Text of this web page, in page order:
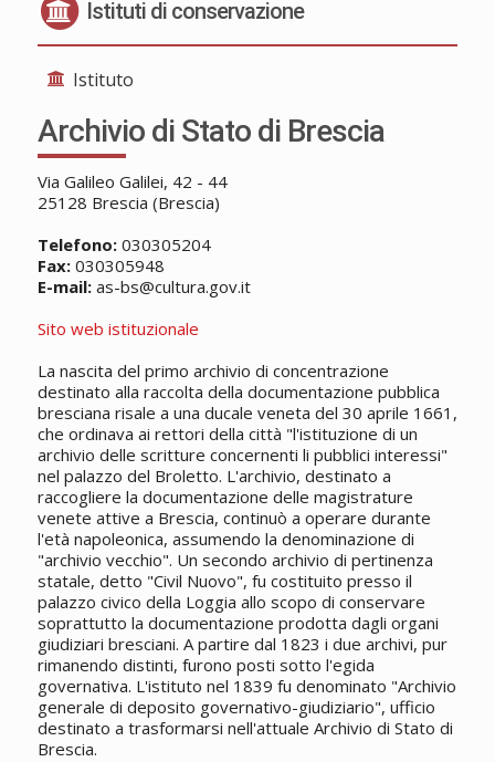
Istituti di conservazione
Istituto
Archivio di Stato di Brescia
Via Galileo Galilei, 42 - 44
25128 Brescia (Brescia)
Telefono:030305204
Fax:030305948
E-mail:as-bs@cultura.gov.it
Sito web istituzionale
La nascita del primo archivio di concentrazione
destinato alla raccolta della documentazione pubblica
bresciana risale a una ducale veneta del 30 aprile 1661,
che ordinava ai rettori della città "l'istituzione di un
archivio delle scritture concernenti li pubblici interessi"
nel palazzo del Broletto. L'archivio, destinato a
raccogliere la documentazione delle magistrature
venete attive a Brescia, continuò a operare durante
l'età napoleonica, assumendo la denominazione di
"archivio vecchio". Un secondo archivio di pertinenza
statale, detto "Civil Nuovo", fu costituito presso il
palazzo civico della Loggia allo scopo di conservare
soprattutto la documentazione prodotta dagli organi
giudiziari bresciani. A partire dal 1823 i due archivi, pur
rimanendo distinti, furono posti sotto l'egida
governativa. L'istituto nel 1839 fu denominato "Archivio
generale di deposito governativo-giudiziario", ufficio
destinato a trasformarsi nell'attuale Archivio di Stato di
Brescia.